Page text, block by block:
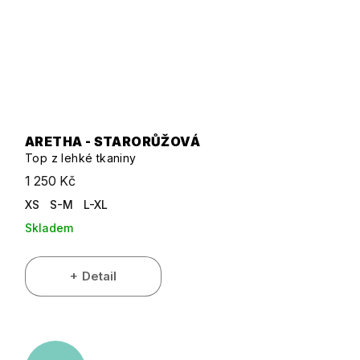
ARETHA - STARORŮŽOVÁ
Top z lehké tkaniny
1 250 Kč
XS S-M
L-XL
Skladem
Detail